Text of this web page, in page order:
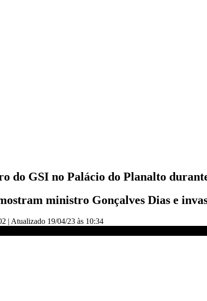
do GSI no Palácio do Planalto
ministro Gonçalves Dias e
| Atualizado 19/04/23 às 10:34